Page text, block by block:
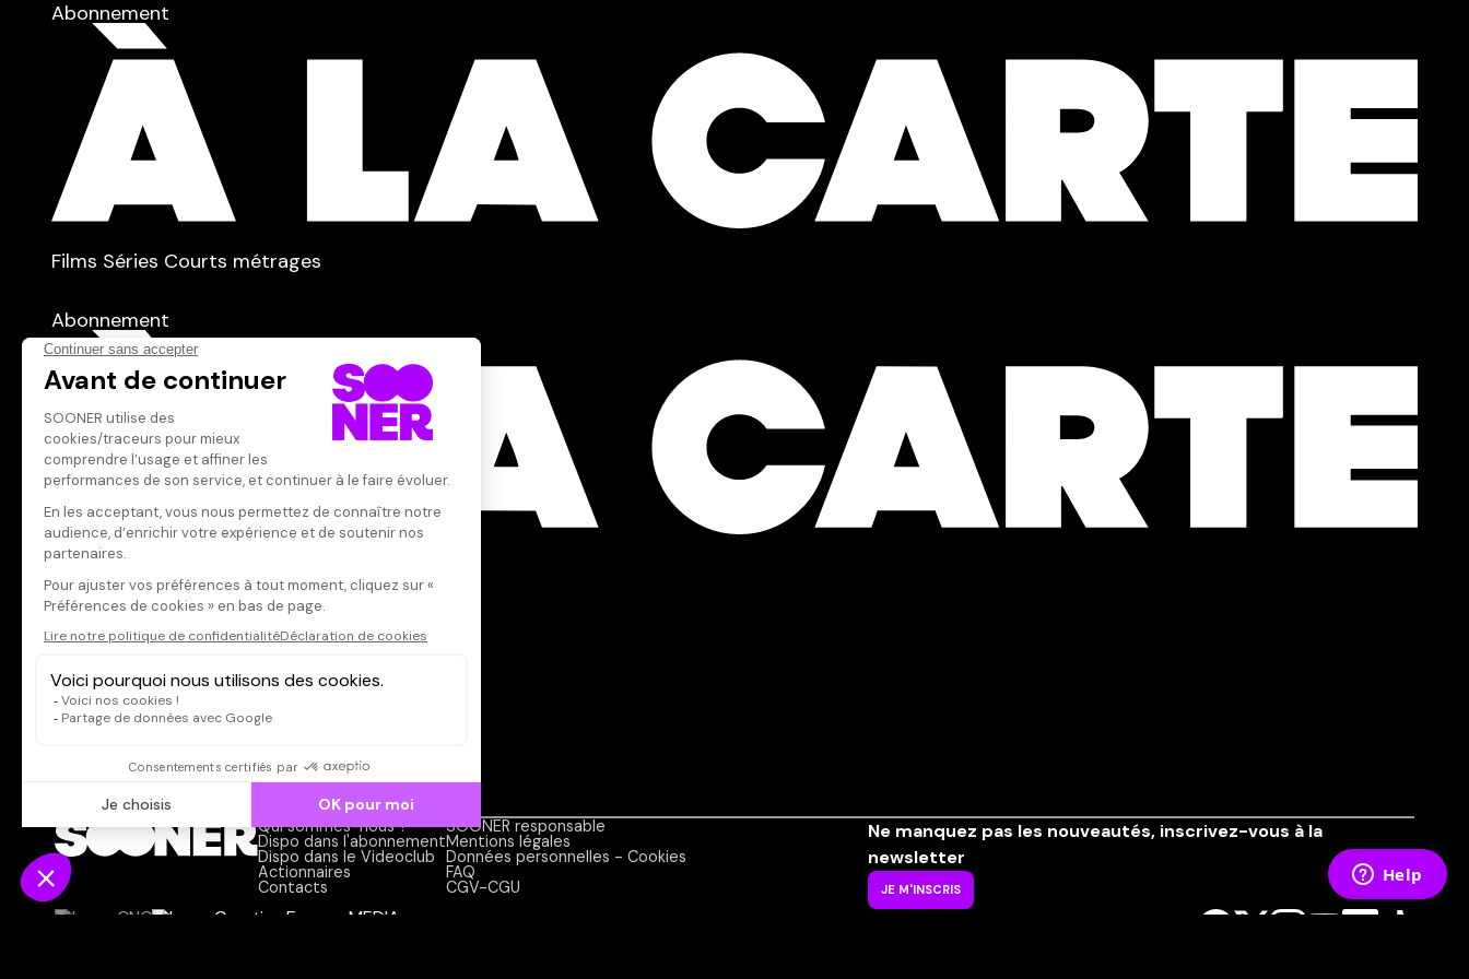
Abonnement
Films Séries Courts métrages
Abonnement
Acteur·rice
Qui sommes-nous ?
Dispo dans l'abonnement
Dispo dans le Videoclub
Actionnaires
Contacts
SOONER responsable
Mentions légales
Données personnelles - Cookies
FAQ
CGV-CGU
Ne manquez pas les nouveautés, inscrivez-vous à la
newsletter
JE M'INSCRIS